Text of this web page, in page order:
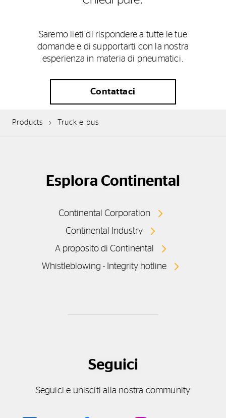
Saremo lieti di rispondere a tutte le tue
domande e di supportarti con la nostra
esperienza in materia di pneumatici.
Contattaci
Products Truck e bus
Esplora Continental
Continental Corporation
Continental Industry
A proposito di Continental
Whistleblowing - Integrity hotline
Seguici
Seguici e unisciti alla nostra community